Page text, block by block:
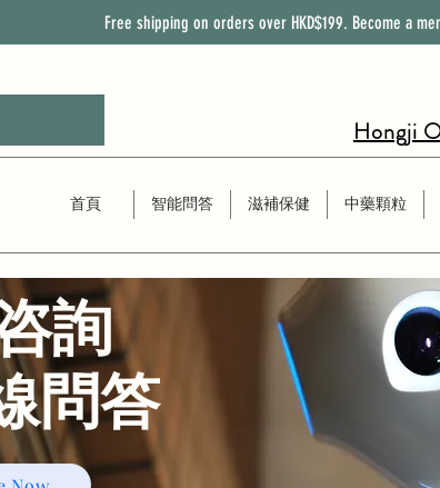
Free shipping on orders over HKD$199. Become a
Hongji
首頁 智能問答 滋補保健 中藥顆粒
詢
問答